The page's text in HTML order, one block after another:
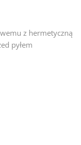
z hermetyczną
pyłem